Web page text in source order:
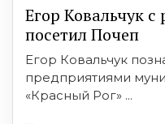
Егор Ковальчук
посетил Почеп
Егор Ковальчук
предприятиями
«Красный Рог» ...